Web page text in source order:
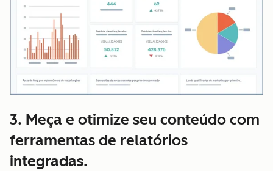
3. Meça e otimize seu conteúdo com
ferramentas de relatórios
integradas.